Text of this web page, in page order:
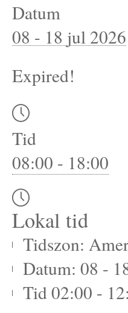
Datum
08 - 18 jul 2026
Expired!
Tid
08:00 - 18:00
Lokal tid
Tidszon:
Datum: 08 -
Tid02:00 -